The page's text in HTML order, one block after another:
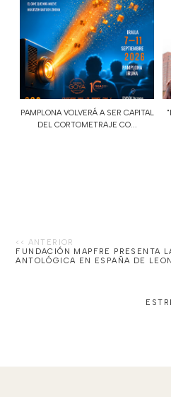
PAMPLONA VOLVERÁ A SER CAPITAL
DEL CORTOMETRAJE CO...
FUNDACIÓN MAPFRE PRESENTA
ANTOLÓGICA EN ESPAÑA DE